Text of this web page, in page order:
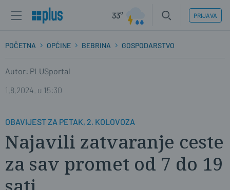
33° PRIJAVA
POČETNA OPĆINE BEBRINA GOSPODARSTVO
Autor: PLUSportal
1.8.2024. u 15:30
OBAVIJEST ZA PETAK, 2. KOLOVOZA
Najavili zatvaranje ceste
za sav promet od 7 do 19